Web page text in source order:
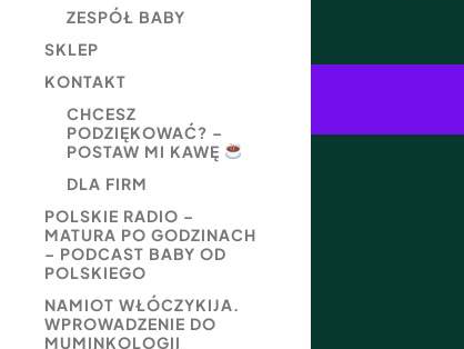
ZESPÓŁ BABY
SKLEP
KONTAKT
CHCESZ
PODZIĘKOWAĆ? –
POSTAW MI KAWĘ
DLA FIRM
POLSKIE RADIO –
MATURA PO GODZINACH
– PODCAST BABY OD
POLSKIEGO
NAMIOT WŁÓCZYKIJA.
WPROWADZENIE DO
MUMINKOLOGII